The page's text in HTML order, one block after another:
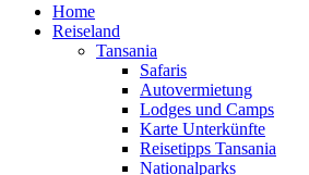
Home
Reiseland
Tansania
Safaris
Autovermietung
Lodges und Camps
Karte Unterkünfte
Reisetipps Tansania
Nationalparks